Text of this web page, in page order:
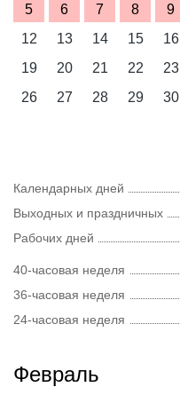
5
6 7 8 9
12
13 14 15 16
19
20 21 22 23
26
27 28 29 30
Календарных дней
Выходных и праздничных
Рабочих дней
40-часовая неделя
36-часовая неделя
24-часовая неделя
Февраль